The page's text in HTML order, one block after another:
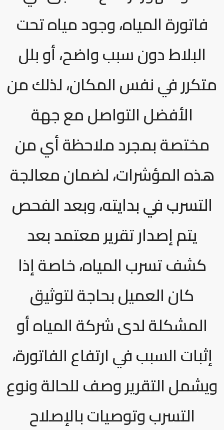
فاتورة المياه، وجود مياه تحت
البلاط دون سبب واضح، أو بلل
متكرر في نفس المكان، لذلك من
الأفضل التواصل مع جهة
مختصة بمجرد ملاحظة أي من
هذه المؤشرات، لضمان معالجة
التسرب في بدايته، وبعد الفحص
يتم إصدار تقرير معتمد بعد
كشف تسرب المياه، خاصة إذا
كان العميل بحاجة لتوثيق
المشكلة لدى شركة المياه أو
إثبات السبب في ارتفاع الفاتورة،
ويشمل التقرير وصف للحالة ونوع
التسرب وتوصيات بالإصلاح